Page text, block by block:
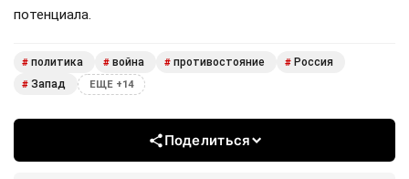
потенциала.
# политика # война # противостояние # Россия
# Запад ЕЩЕ +14
Поделиться